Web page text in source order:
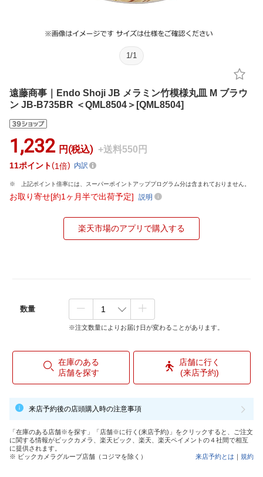
1 /1
遠藤商事｜Endo Shoji JB メラミン竹模様丸皿 M ブラウ
ン JB-B735BR ＜QML8504＞[QML8504]
1,232 円(税込) +送料550円
11ポイント 1倍 内訳
上記ポイント倍率には、スーパーポイントアッププログラム分は含まれておりません。
お取り寄せ[約1ヶ月半で出荷予定] 説明
楽天市場のアプリで購入する
数量
※注文数量によりお届け日が変わることがあります。
在庫のある
店舗を探す
店舗に行く
(来店予約)
来店予約後の店頭購入時の注意事項
「在庫のある店舗※を探す」「店舗※に行く(来店予約)」をクリックすると、ご注文
に関する情報がビックカメラ、楽天ビック、楽天、楽天ペイメントの４社間で相互
に提供されます。
※ ビックカメラグループ店舗（コジマを除く）
来店予約とは ｜ 規約